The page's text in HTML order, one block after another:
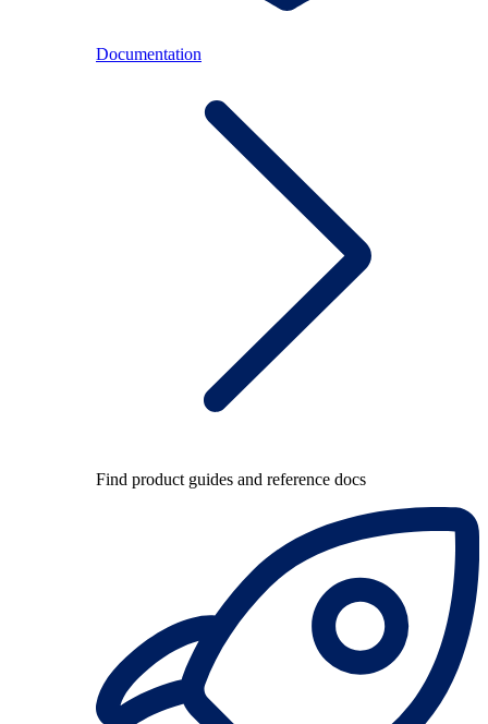
Documentation
Find product guides and reference docs